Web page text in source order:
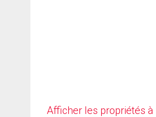
Afficher les propriétés